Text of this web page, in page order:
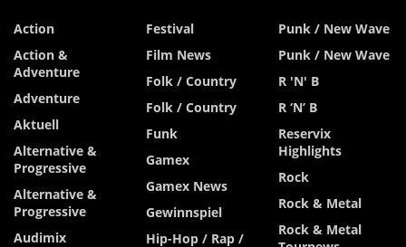
Action
Action &
Adventure
Adventure
Aktuell
Alternative &
Progressive
Alternative &
Progressive
Audimix
Festival
Film News
Folk / Country
Folk / Country
Funk
Gamex
Gamex News
Gewinnspiel
Hip-Hop / Rap /
Punk / New Wave
Punk / New Wave
R 'n' B
R ‘n’ B
Reservix
Highlights
Rock
Rock & Metal
Rock & Metal